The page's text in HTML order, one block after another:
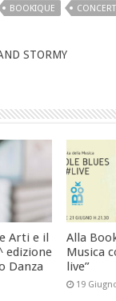
BOOKIQUE
STORMY
Arti e il
edizione
Danza
Alla
Musica
live”
19